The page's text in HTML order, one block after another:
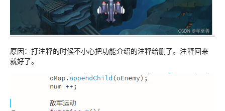
原因：打注释的时候不小心把功能介绍的注释给删了。注释回来
就好了。